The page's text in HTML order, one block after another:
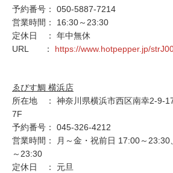
予約番号： 050-5887-7214
営業時間： 16:30～23:30
定休日 ： 年中無休
URL ： https://www.hotpepper.jp/
ゑびす鯛 横浜店
所在地 ： 神奈川県横浜市西区南幸2-9-
7F
予約番号： 045-326-4212
営業時間： 月～金・祝前日 17:00～
～23:30
定休日 ： 元旦